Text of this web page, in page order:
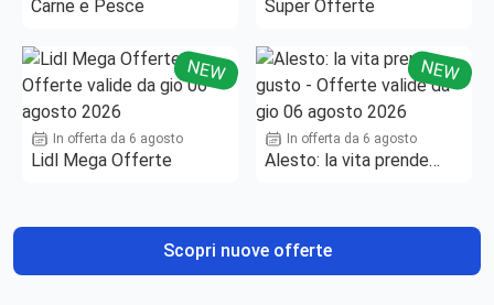
Carne e Pesce Super Offerte
NEW
In offerta da 6 agosto
Lidl Mega Offerte
NEW
In offerta da 6 agosto
Alesto: la vita prende
Scopri nuove offerte